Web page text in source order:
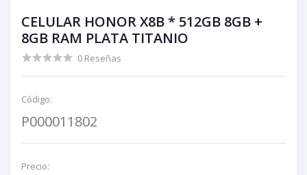
CELULAR HONOR X8B * 512GB 8GB +
8GB RAM PLATA TITANIO
0 Reseñas
Código:
P000011802
Precio: